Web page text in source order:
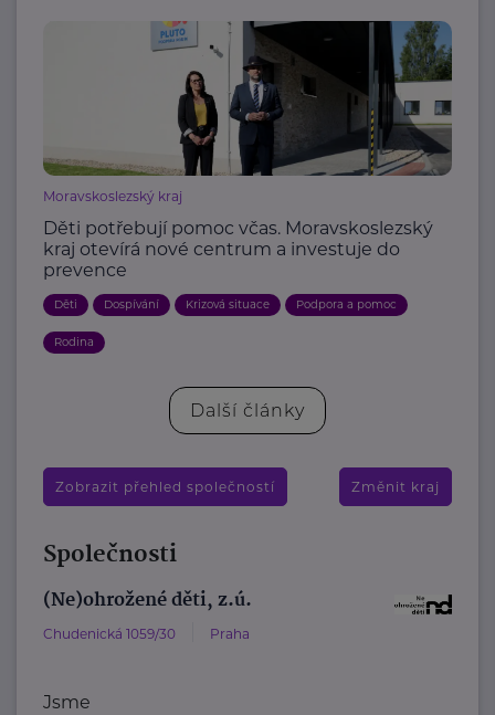
Moravskoslezský kraj
Děti potřebují pomoc včas. Moravskoslezský
kraj otevírá nové centrum a investuje do
prevence
Děti Dospívání Krizová situace Podpora a pomoc
Rodina
Další články
Zobrazit přehled společností Změnit kraj
Společnosti
(Ne)ohrožené děti, z.ú.
Chudenická 1059/30 Praha
Jsme